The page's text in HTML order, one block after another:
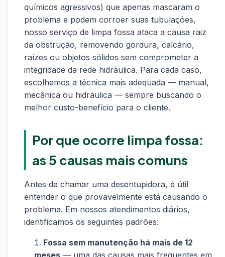
químicos agressivos) que apenas mascaram o
problema e podem corroer suas tubulações,
nosso serviço de limpa fossa ataca a causa raiz
da obstrução, removendo gordura, calcário,
raízes ou objetos sólidos sem comprometer a
integridade da rede hidráulica. Para cada caso,
escolhemos a técnica mais adequada — manual,
mecânica ou hidráulica — sempre buscando o
melhor custo-benefício para o cliente.
Por que ocorre limpa fossa:
as 5 causas mais comuns
Antes de chamar uma desentupidora, é útil
entender o que provavelmente está causando o
problema. Em nossos atendimentos diários,
identificamos os seguintes padrões:
Fossa sem manutenção há mais de 12
meses — uma das causas mais frequentes em